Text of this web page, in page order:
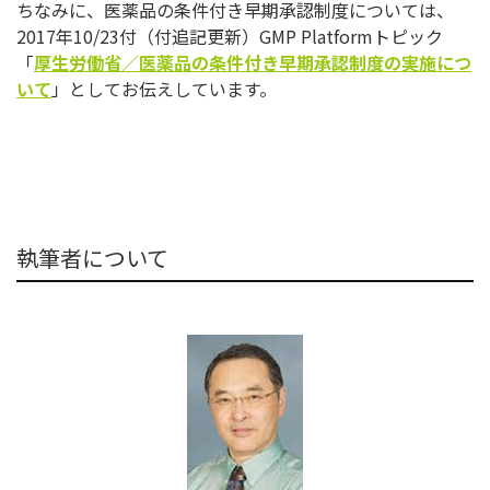
ちなみに、医薬品の条件付き早期承認制度については、
2017年10/23付（付追記更新）GMP Platformトピック
「厚生労働省／医薬品の条件付き早期承認制度の実施につ
いて 」 としてお伝えしています。
執筆者について